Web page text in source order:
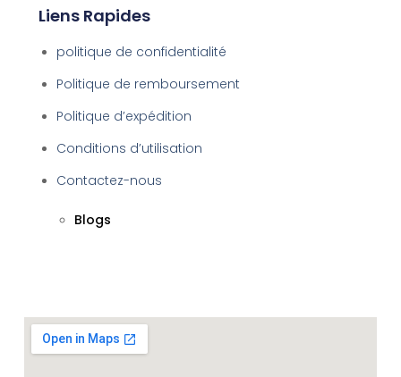
Liens Rapides
politique de confidentialité
Politique de remboursement
Politique d’expédition
Conditions d’utilisation
Contactez-nous
Blogs